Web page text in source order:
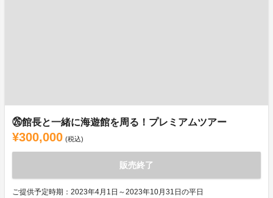
㉖館長と一緒に海遊館を周る！プレミアムツアー
¥300,000 (税込)
販売終了
ご提供予定時期：2023年4月1日～2023年10月31日の平日